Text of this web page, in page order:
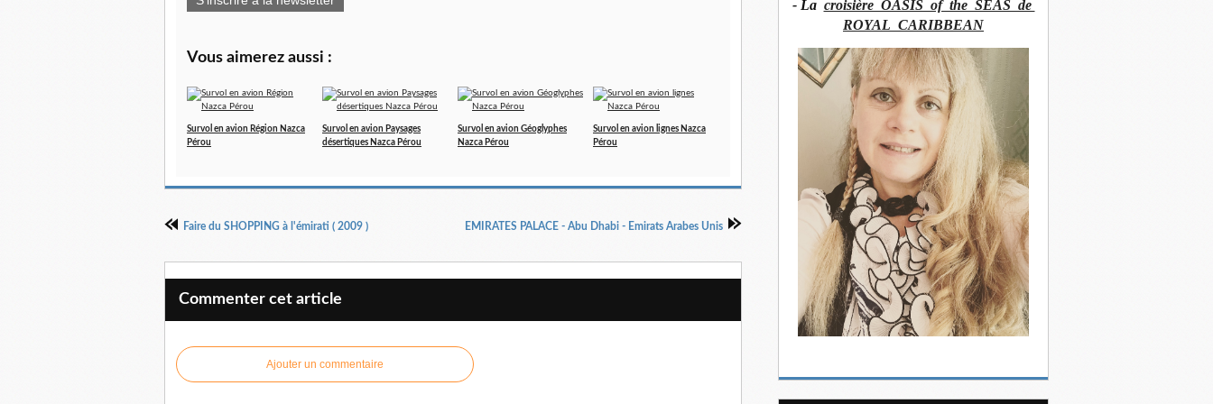
Vous aimerez aussi :
Survol en avion Région Nazca
Pérou
Survol en avion Paysages
désertiques Nazca Pérou
Survol en avion Géoglyphes
Nazca Pérou
Survol en avion lignes Nazca
Pérou
Faire du SHOPPING à l'émirati ( 2009 ) EMIRATES PALACE - Abu Dhabi - Emirats Arabes Unis
Commenter cet article
Ajouter un commentaire
- La croisière OASIS of the SEAS de
ROYAL CARIBBEAN